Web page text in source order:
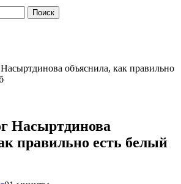
объяснила, как правильно
Насыртдинова
правильно есть белый